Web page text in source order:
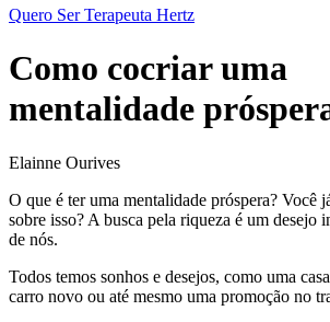
Quero Ser Terapeuta Hertz
Como cocriar uma
mentalidade
Elainne Ourives
O que é ter uma mentalidade próspera? Você
sobre isso? A busca pela riqueza é um desejo
de nós.
Todos temos sonhos e desejos, como uma
carro novo ou até mesmo uma promoção no